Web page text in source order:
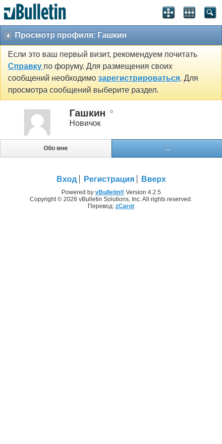
Просмотр профиля: Гашкин
Если это ваш первый визит, рекомендуем почитать
Справку по форуму. Для размещения своих
сообщений необходимо зарегистрироваться. Для
просмотра сообщений выберите раздел.
Гашкин
Новичок
Обо мне ...
Вход Регистрация Вверх
Powered by vBulletin®Version 4.2.5
Copyright © 2026 vBulletin Solutions, Inc. All rights reserved.
Перевод: zCarot